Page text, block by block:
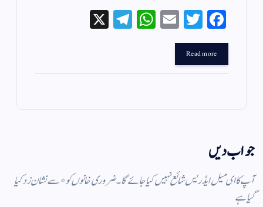
Fa
ce
bo
ok
T
wi
r
E
m
W
ha
Te
le
Read more
جواب دیں
آپ کا ای میل ایڈریس شائع نہیں کیا جائے گا۔ضروری خانوں کو*سے نشان زد کیا
گیا ہے